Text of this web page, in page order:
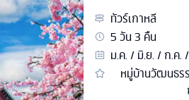
ทัวร์เกาหลี
5วัน3 คืน
ม.ค. / มิ.ย. / ก.ค.
หมู่บ้านวัฒนธร